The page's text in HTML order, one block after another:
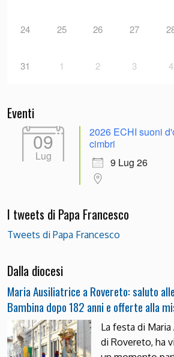
24 25 26 27
31 1 2 3 4
Eventi
09
Lug
2026 ECHI suoni
cimbri
9 Lug 26
I tweets di Papa Francesco
Tweets di Papa Francesco
Dalla diocesi
Maria Ausiliatrice a Rovereto: saluto
Bambina dopo 182 anni e offerte alla
La festa di
di Rovereto, ha